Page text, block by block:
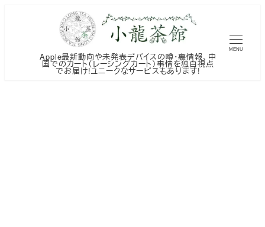
Apple最新動向や未発表デバイスの噂・裏情報、中
国でのカート（レーシングカート）事情を独自視点
でお届け!ユニークなサービスもあります!
MENU